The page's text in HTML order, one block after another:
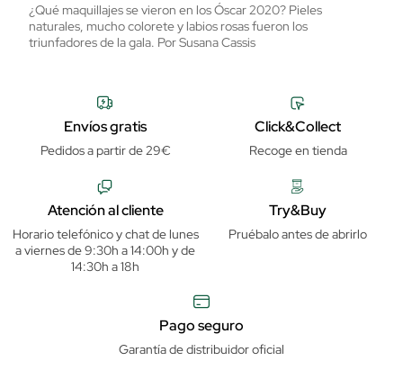
¿Qué maquillajes se vieron en los Óscar 2020? Pieles
naturales, mucho colorete y labios rosas fueron los
triunfadores de la gala. Por Susana Cassis
Envíos gratis
Pedidos a partir de 29€
Click&Collect
Recoge en tienda
Atención al cliente
Horario telefónico y chat de lunes
a viernes de 9:30h a 14:00h y de
14:30h a 18h
Try&Buy
Pruébalo antes de abrirlo
Pago seguro
Garantía de distribuidor oficial